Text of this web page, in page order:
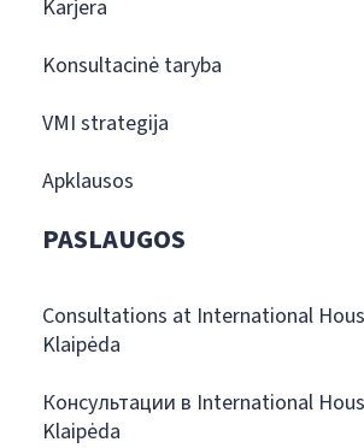
Karjera
Konsultacinė taryba
VMI strategija
Apklausos
PASLAUGOS
Consultations at International
Klaipėda
Консультации в International
Klaipėda